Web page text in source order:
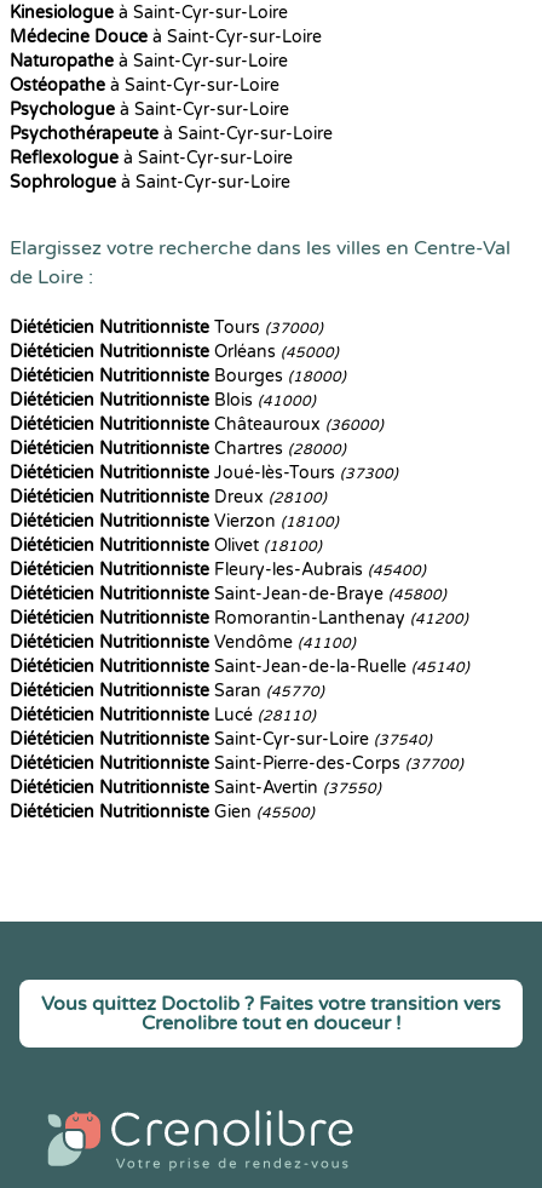
Kinesiologue à Saint-Cyr-sur-Loire
Médecine Douce à Saint-Cyr-sur-Loire
Naturopathe à Saint-Cyr-sur-Loire
Ostéopathe à Saint-Cyr-sur-Loire
Psychologue à Saint-Cyr-sur-Loire
Psychothérapeute à Saint-Cyr-sur-Loire
Reflexologue à Saint-Cyr-sur-Loire
Sophrologue à Saint-Cyr-sur-Loire
Elargissez votre recherche dans les villes en Centre-Val
de Loire :
Diététicien Nutritionniste Tours (37000)
Diététicien Nutritionniste Orléans (45000)
Diététicien Nutritionniste Bourges (18000)
Diététicien Nutritionniste Blois (41000)
Diététicien Nutritionniste Châteauroux (36000)
Diététicien Nutritionniste Chartres (28000)
Diététicien Nutritionniste Joué-lès-Tours (37300)
Diététicien Nutritionniste Dreux (28100)
Diététicien Nutritionniste Vierzon (18100)
Diététicien Nutritionniste Olivet (18100)
Diététicien Nutritionniste Fleury-les-Aubrais (45400)
Diététicien Nutritionniste Saint-Jean-de-Braye (45800)
Diététicien Nutritionniste Romorantin-Lanthenay (41200)
Diététicien Nutritionniste Vendôme (41100)
Diététicien Nutritionniste Saint-Jean-de-la-Ruelle (45140)
Diététicien Nutritionniste Saran (45770)
Diététicien Nutritionniste Lucé (28110)
Diététicien Nutritionniste Saint-Cyr-sur-Loire (37540)
Diététicien Nutritionniste Saint-Pierre-des-Corps (37700)
Diététicien Nutritionniste Saint-Avertin (37550)
Diététicien Nutritionniste Gien (45500)
Vous quittez Doctolib ? Faites votre transition vers
Crenolibre tout en douceur !